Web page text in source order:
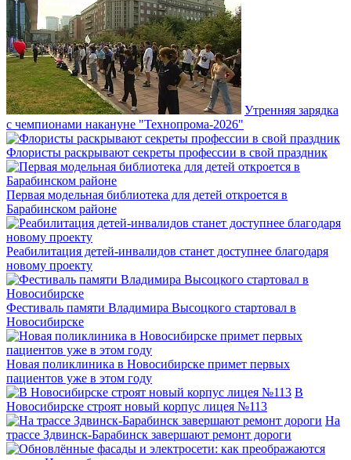
Утренняя зарядка
с чемпионами накануне "Технопрома-2026"
Флористы раскрывают секреты профессии в свой праздник
Первая модельная библиотека для детей откроется в
Барабинском районе
Реабилитация детей-инвалидов станет доступнее благодаря
новому проекту
Фестиваль памяти Владимира Высоцкого стартовал в
Новосибирске
Новая поликлиника в Новосибирске примет первых
пациентов уже в этом году
В
Новосибирске строят новый корпус лицея №113
На
трассе Здвинск-Барабинск завершают ремонт дороги